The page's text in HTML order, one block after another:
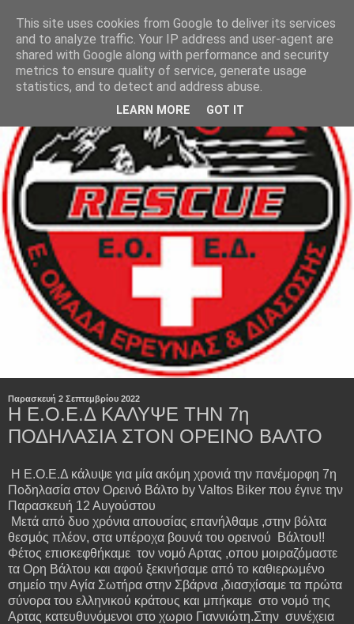
Παρασκευή 2 Σεπτεμβρίου 2022
Η Ε.Ο.Ε.Δ ΚΑΛΥΨΕ ΤΗΝ 7η
ΠΟΔΗΛΑΣΙΑ ΣΤΟΝ ΟΡΕΙΝΟ ΒΑΛΤΟ
Η Ε.Ο.Ε.Δ κάλυψε για μία ακόμη χρονιά την πανέμορφη 7η
Ποδηλασία στον Ορεινό Βάλτο by Valtos Biker που έγινε την
Παρασκευή 12 Αυγούστου
Μετά από δυο χρόνια απουσίας επανήλθαμε ,στην βόλτα
θεσμός πλέον, στα υπέροχα βουνά του ορεινού Βάλτου!!
Φέτος επισκεφθήκαμε τον νομό Αρτας ,οπου μοιραζόμαστε
τα Ορη Βάλτου και αφού ξεκινήσαμε από το καθιερωμένο
σημείο την Αγία Σωτήρα στην Σβάρνα ,διασχίσαμε τα πρώτα
σύνορα του ελληνικού κράτους και μπήκαμε στο νομό της
Αρτας κατευθυνόμενοι στο χωριο Γιαννιώτη.Στην συνέχεια
This site uses cookies from Google to deliver its services
and to analyze traffic. Your IP address and user-agent are
shared with Google along with performance and security
metrics to ensure quality of service, generate usage
statistics, and to detect and address abuse.
LEARN MORE GOT IT